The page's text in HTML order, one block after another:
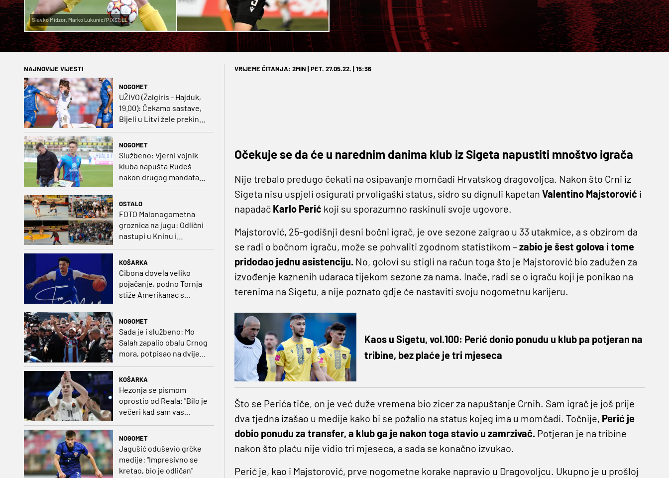
Slavko Midzor, Marko Lukunic/PIXSELL
NAJNOVIJE VIJESTI
NOGOMET
UŽIVO (Žalgiris - Hajduk,
19.00): Čekamo sastave,
Bijeli u Litvi žele prekinut
NOGOMET
Službeno: Vjerni vojnik
kluba napušta Rudeš
nakon drugog mandata
OSTALO
FOTO Malonogometna
groznica na jugu: Odlični
nastupi u Kninu i
Metkoviću okrunjeni
vrijednim nagradama
KOŠARKA
Cibona dovela veliko
pojačanje, podno Tornja
stiže Amerikanac s
naslovom iz EuroCupa
NOGOMET
Sada je i službeno: Mo
Salah zapalio obalu Crnog
mora, potpisao na dvije
KOŠARKA
Hezonja se pismom
oprostio od Reala: "Bilo je
večeri kad sam vas
NOGOMET
Jagušić oduševio grčke
medije: "Impresivno se
kretao, bio je odličan"
VRIJEME ČITANJA: 2MIN | PET. 27.05.22. | 15:36
Očekuje se da će u narednim danima klub iz Sigeta napustiti mnoštvo igrača
Nije trebalo predugo čekati na osipavanje momčadi Hrvatskog dragovoljca. Nakon što Crni iz
Sigeta nisu uspjeli osigurati prvoligaški status, sidro su dignuli kapetan Valentino Majstorović i
napadač Karlo Perić koji su sporazumno raskinuli svoje ugovore.
Majstorović, 25-godišnji desni bočni igrač, je ove sezone zaigrao u 33 utakmice, a s obzirom da
se radi o bočnom igraču, može se pohvaliti zgodnom statistikom –zabio je šest golova i tome
pridodao jednu asistenciju. No, golovi su stigli na račun toga što je Majstorović bio zadužen za
izvođenje kaznenih udaraca tijekom sezone za nama. Inače, radi se o igraču koji je ponikao na
terenima na Sigetu, a nije poznato gdje će nastaviti svoju nogometnu karijeru.
Kaos u Sigetu, vol.100: Perić donio ponudu u klub pa potjeran na
tribine, bez plaće je tri mjeseca
Što se Perića tiče, on je već duže vremena bio zicer za napuštanje Crnih. Sam igrač je još prije
dva tjedna izašao u medije kako bi se požalio na status kojeg ima u momčadi. Točnije, Perić je
dobio ponudu za transfer, a klub ga je nakon toga stavio u zamrzivač. Potjeran je na tribine
nakon što plaću nije vidio tri mjeseca, a sada se konačno izvukao.
Perić je, kao i Majstorović, prve nogometne korake napravio u Dragovoljcu. Ukupno je u prošloj